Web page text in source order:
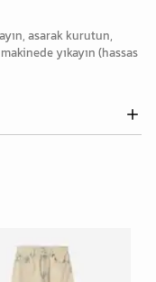
asarak kurutun,
yıkayın (hassas